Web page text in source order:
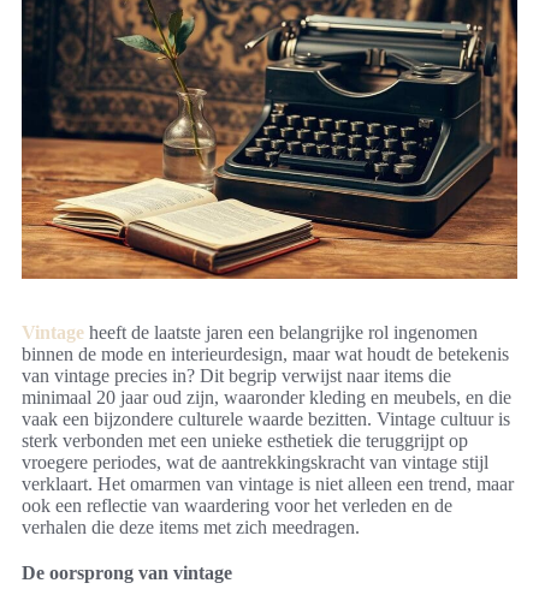
Vintage heeft de laatste jaren een belangrijke rol ingenomen
binnen de mode en interieurdesign, maar wat houdt de betekenis
van vintage precies in? Dit begrip verwijst naar items die
minimaal 20 jaar oud zijn, waaronder kleding en meubels, en die
vaak een bijzondere culturele waarde bezitten. Vintage cultuur is
sterk verbonden met een unieke esthetiek die teruggrijpt op
vroegere periodes, wat de aantrekkingskracht van vintage stijl
verklaart. Het omarmen van vintage is niet alleen een trend, maar
ook een reflectie van waardering voor het verleden en de
verhalen die deze items met zich meedragen.
De oorsprong van vintage